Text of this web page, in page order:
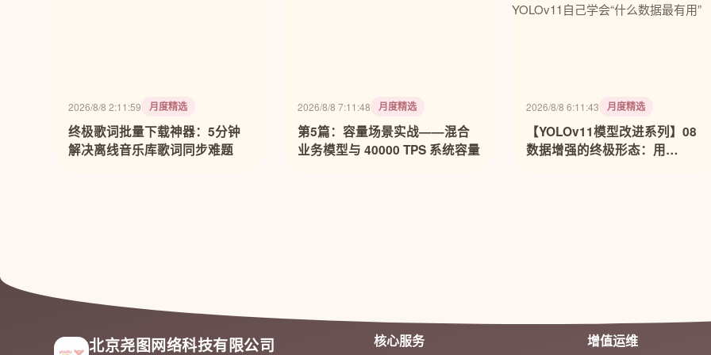
2026/8/8 2:11:59 月度精选
终极歌词批量下载神器：5分钟
解决离线音乐库歌词同步难题
2026/8/8 7:11:48 月度精选
第5篇：容量场景实战——混合
业务模型与 40000 TPS 系统容量
2026/8/8 6:11:43 月度精选
【YOLOv11模型改进系列】08
数据增强的终极形态：用
北京尧图网络科技有限公司 核心服务 增值运维